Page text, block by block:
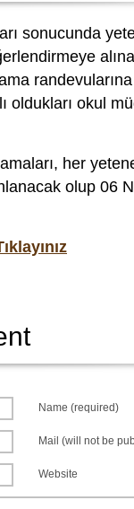
sonucunda
oldukları okul
her
olup 06
Name (required)
Mail (will not be
Website